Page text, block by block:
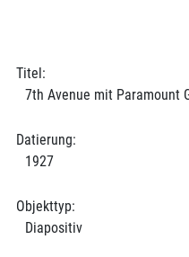
Titel:
7th Avenue mit Paramount
Datierung:
1927
Objekttyp:
Diapositiv